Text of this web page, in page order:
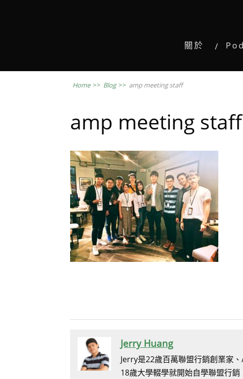
關於
Home >> Blog >> amp meeting staff
amp meeting staff
Jerry Huang
Jerry是22歲百萬聯盟行銷創業家
18歲大學輟學就開始自學聯盟行